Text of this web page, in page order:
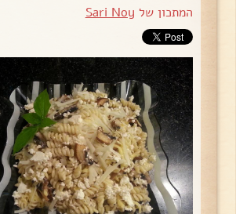
המתכון של Sari Noy